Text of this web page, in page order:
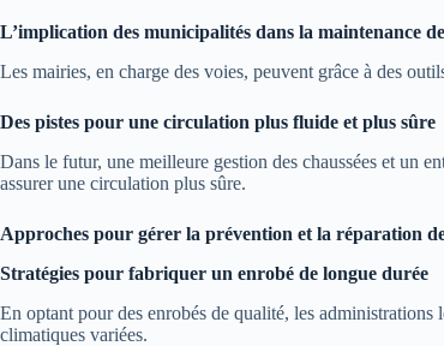
L’implication des municipalités dans la maintenance
Les mairies, en charge des voies, peuvent grâce à des
Des pistes pour une circulation plus fluide et plus sûre
Dans le futur, une meilleure gestion des chaussées et un
assurer une circulation plus sûre.
Approches pour gérer la prévention et la réparation
Stratégies pour fabriquer un enrobé de longue durée
En optant pour des enrobés de qualité, les
climatiques variées.